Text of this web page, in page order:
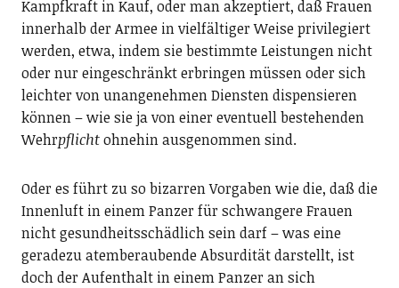
Kampfkraft in Kauf, oder man akzeptiert, daß Frauen
innerhalb der Armee in vielfältiger Weise privilegiert
werden, etwa, indem sie bestimmte Leistungen nicht
oder nur eingeschränkt erbringen müssen oder sich
leichter von unangenehmen Diensten dispensieren
können – wie sie ja von einer eventuell bestehenden
Wehrpflichtohnehin ausgenommen sind.
Oder es führt zu so bizarren Vorgaben wie die, daß die
Innenluft in einem Panzer für schwangere Frauen
nicht gesundheitsschädlich sein darf – was eine
geradezu atemberaubende Absurdität darstellt, ist
doch der Aufenthalt in einem Panzer an sich